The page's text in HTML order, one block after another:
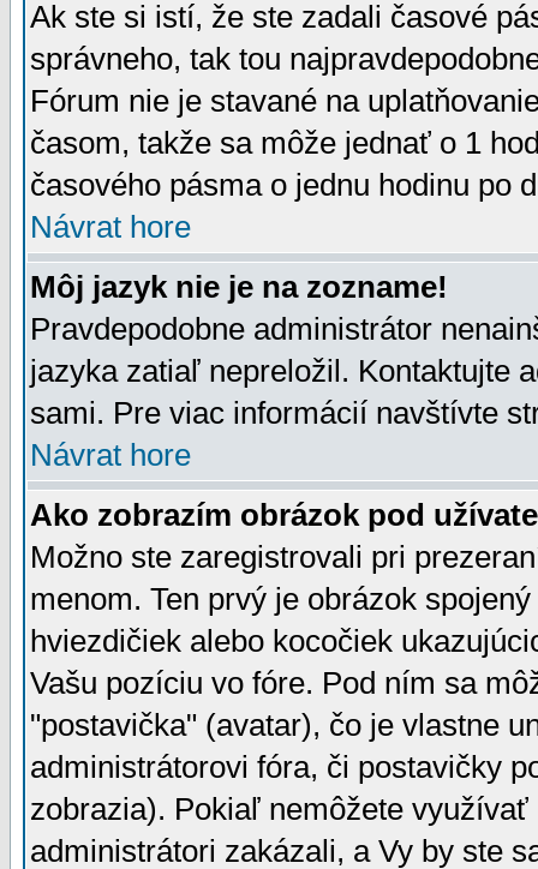
Ak ste si istí, že ste zadali časové
správneho, tak tou
Fórum nie je stavané na
časom, takže sa môže jednať o 1
časového pásma o jednu hodinu po
Návrat hore
Môj jazyk nie je na zozname!
Pravdepodobne administrátor
jazyka zatiaľ nepreložil. Kontaktujte
sami. Pre viac informácií navštívte
Návrat hore
Ako zobrazím obrázok pod
Možno ste zaregistrovali pri
menom. Ten prvý je obrázok
hviezdičiek alebo kocočiek
Vašu pozíciu vo fóre. Pod ním sa
"postavička" (avatar), čo je vlastne
administrátorovi fóra, či postavičky
zobrazia). Pokiaľ nemôžete
administrátori zakázali, a Vy by ste